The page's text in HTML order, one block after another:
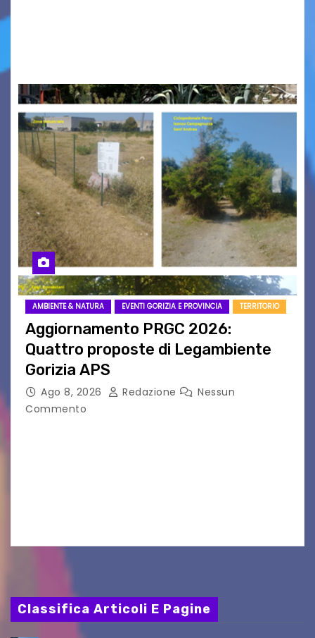
AMBIENTE & NATURA EVENTI GORIZIA E PROVINCIA TERRITORIO
Aggiornamento PRGC 2026:
Quattro proposte di Legambiente
Gorizia APS
Ago 8, 2026 Redazione
Nessun
Commento
Classifica Articoli E Pagine